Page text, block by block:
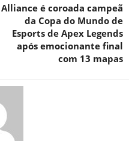
Alliance é coroada campeã
da Copa do Mundo de
Esports de Apex Legends
após emocionante final
com 13 mapas